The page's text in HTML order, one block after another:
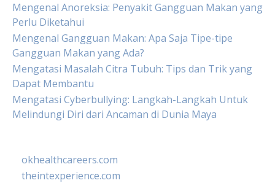
Mengenal Anoreksia: Penyakit Gangguan Makan yang
Perlu Diketahui
Mengenal Gangguan Makan: Apa Saja Tipe-tipe
Gangguan Makan yang Ada?
Mengatasi Masalah Citra Tubuh: Tips dan Trik yang
Dapat Membantu
Mengatasi Cyberbullying: Langkah-Langkah Untuk
Melindungi Diri dari Ancaman di Dunia Maya
okhealthcareers.com
theintexperience.com